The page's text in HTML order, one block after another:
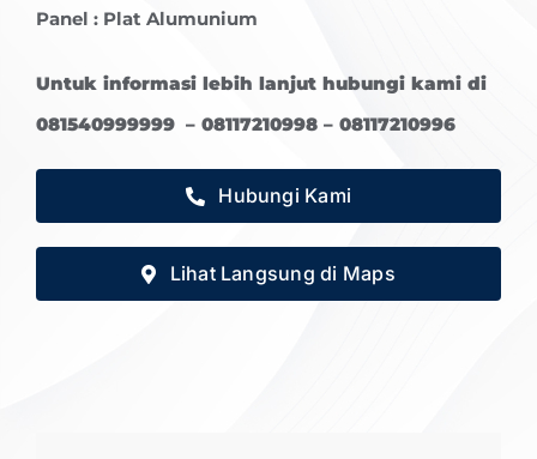
Panel : Plat Alumunium
Untuk informasi lebih lanjut hubungi kami di
081540999999 – 08117210998 – 08117210996
Hubungi Kami
Lihat Langsung di Maps